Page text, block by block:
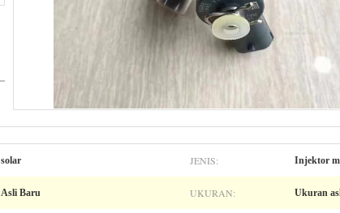
solar JENIS: Injektor
Asli Baru UKURAN: Ukuran